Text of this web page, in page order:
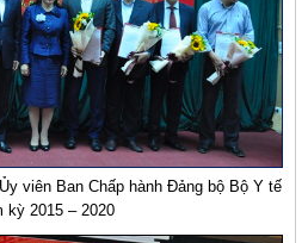
viên Ban Chấp hành Đảng bộ Bộ Y tế
kỳ 2015 – 2020